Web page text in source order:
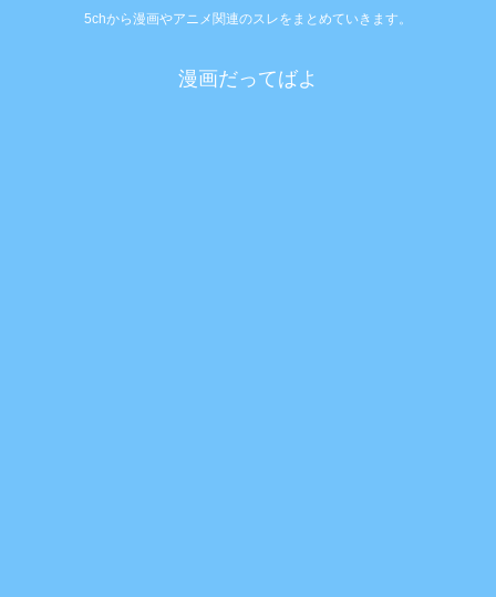
5chから漫画やアニメ関連のスレをまとめていきます。
漫画だってばよ